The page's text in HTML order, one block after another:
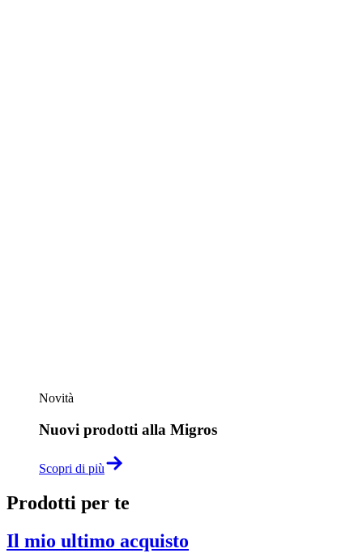
Novità
Nuovi prodotti alla Migros
Scopri di più
Prodotti per te
Il mio ultimo acquisto